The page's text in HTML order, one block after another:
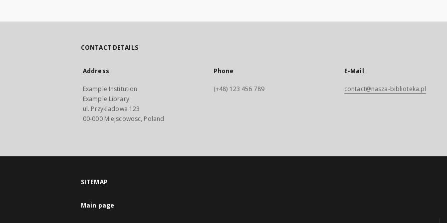
CONTACT DETAILS
Address
Example Institution
Example Library
ul. Przykladowa 123
00-000 Miejscowosc, Poland
Phone
(+48) 123 456 789
E-Mail
contact@nasza-biblioteka.pl
SITEMAP
Main page